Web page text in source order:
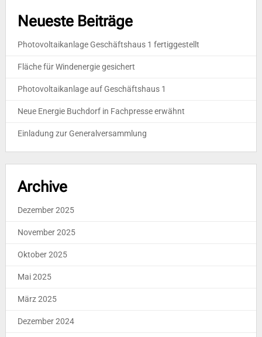
Neueste Beiträge
Photovoltaikanlage Geschäftshaus 1 fertiggestellt
Fläche für Windenergie gesichert
Photovoltaikanlage auf Geschäftshaus 1
Neue Energie Buchdorf in Fachpresse erwähnt
Einladung zur Generalversammlung
Archive
Dezember 2025
November 2025
Oktober 2025
Mai 2025
März 2025
Dezember 2024